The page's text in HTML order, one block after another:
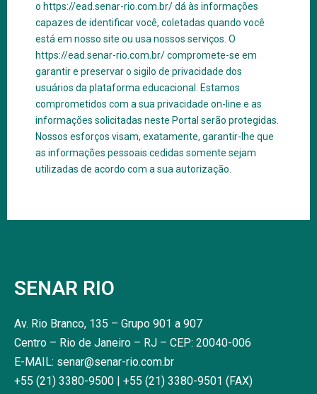
o https://ead.senar-rio.com.br/​ dá às informações
capazes de identificar você, coletadas quando você
está em nosso site ou usa nossos serviços. O
https://ead.senar-rio.com.br/ compromete-se em
garantir e preservar o sigilo de privacidade dos
usuários da plataforma educacional. Estamos
comprometidos com a sua privacidade on-line e as
informações solicitadas neste Portal serão protegidas.
Nossos esforços visam, exatamente, garantir-lhe que
as informações pessoais cedidas somente sejam
utilizadas de acordo com a sua autorização.
SENAR RIO
Av. Rio Branco, 135 – Grupo 901 a 907
Centro – Rio de Janeiro – RJ – CEP: 20040-006
E-MAIL: senar@senar-rio.com.br
+55 (21) 3380-9500 | +55 (21) 3380-9501 (FAX)